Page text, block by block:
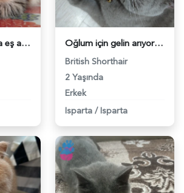
1 yaşındaki kızıma eş arıyorum - 118978478 Oğlum için gelin arıyorum - 118976731
British Shorthair
2 Yaşında
Erkek
Isparta / Isparta